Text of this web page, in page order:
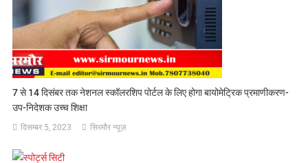
7 से 14 दिसंबर तक नेशनल स्कॉलरशिप पोर्टल के लिए होगा बायोमेट्रिक प्रमाणीकरण-
उप-निदेशक उच्च शिक्षा
दिसम्बर 5, 2023 सिरमौर न्यूज़